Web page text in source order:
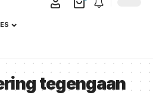
tegengaan